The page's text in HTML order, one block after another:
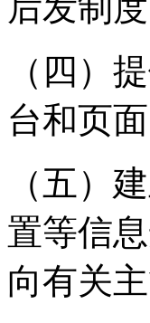
（四）
台和页
（五）
置等信
向有关